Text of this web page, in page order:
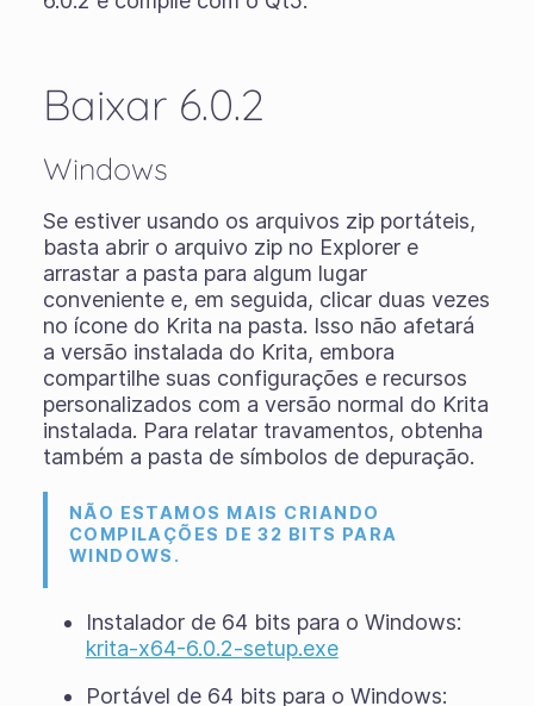
Baixar 6.0.2
Windows
Se estiver usando os arquivos zip portáteis,
basta abrir o arquivo zip no Explorer e
arrastar a pasta para algum lugar
conveniente e, em seguida, clicar duas vezes
no ícone do Krita na pasta. Isso não afetará
a versão instalada do Krita, embora
compartilhe suas configurações e recursos
personalizados com a versão normal do Krita
instalada. Para relatar travamentos, obtenha
também a pasta de símbolos de depuração.
NÃO ESTAMOS MAIS CRIANDO
COMPILAÇÕES DE 32 BITS PARA
WINDOWS.
Instalador de 64 bits para o Windows:
krita-x64-6.0.2-setup.exe
Portável de 64 bits para o Windows: